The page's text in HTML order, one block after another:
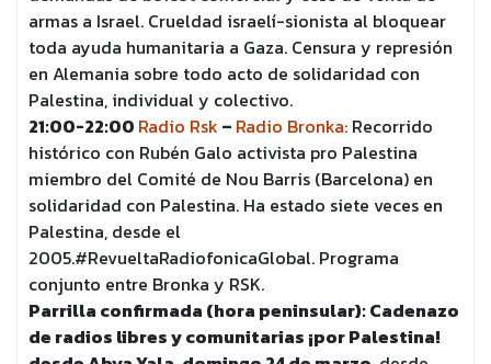
armas a Israel. Crueldad israelí-sionista al bloquear
toda ayuda humanitaria a Gaza. Censura y represión
en Alemania sobre todo acto de solidaridad con
Palestina, individual y colectivo.
21:00-22:00 Radio Rsk – Radio Bronka: Recorrido
histórico con Rubén Galo activista pro Palestina
miembro del Comité de Nou Barris (Barcelona) en
solidaridad con Palestina. Ha estado siete veces en
Palestina, desde el
2005.#RevueltaRadiofonicaGlobal. Programa
conjunto entre Bronka y RSK.
Parrilla confirmada (hora peninsular): Cadenazo
de radios libres y comunitarias ¡por Palestina!